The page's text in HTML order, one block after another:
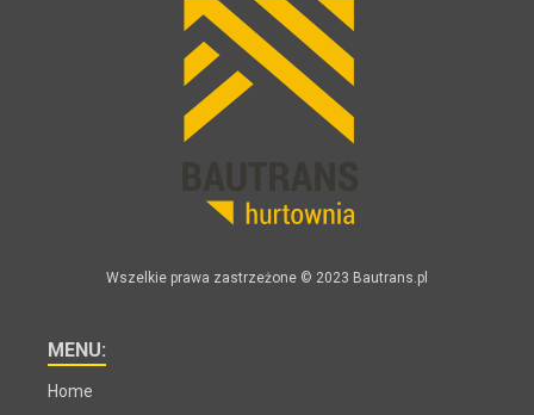
Wszelkie prawa zastrzeżone © 2023 Bautrans.pl
MENU:
Home